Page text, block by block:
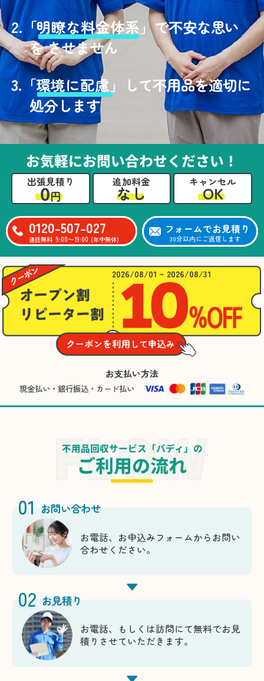
2.「明瞭な料金体系」で不安な思い
を させません
3. 「環境に配慮」
して不用品を適切に
処分します
お気軽にお問い合わせください！
出張見積り
0円
追加料金
なし
キャンセル
OK
0120-507-027
通話無料 9:00〜19:00 (年中無休)
フォームでお見積り
30分以内にご返信します
2026/08/01 ~ 2026/08/31
お支払い方法
現金払い・銀行振込・カード払い
不用品回収サービス「バディ」の
ご利用の流れ
01 お問い合わせ
お電話、お申込みフォームからお問い
合わせください。
02 お見積り
お電話、もしくは訪問にて無料でお見
積りさせていただきます。